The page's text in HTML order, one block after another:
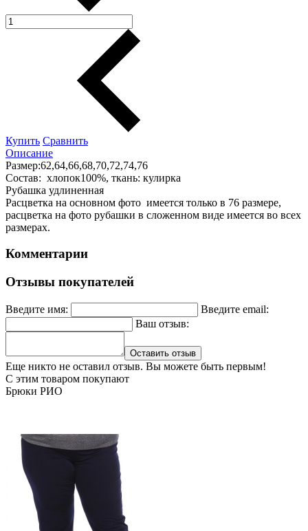
Купить Сравнить
Описание
Размер:62,64,66,68,70,72,74,76
Состав: хлопок100%, ткань: кулирка
Рубашка удлиненная
Расцветка на основном фото имеется только в 76 размере,
расцветка на фото рубашки в сложенном виде имеется во всех
размерах.
Комментарии
Отзывы покупателей
Введите имя:
Введите email:
Ваш отзыв:
Оставить отзыв
Еще никто не оставил отзыв. Вы можете быть первым!
С этим товаром покупают
Брюки РИО